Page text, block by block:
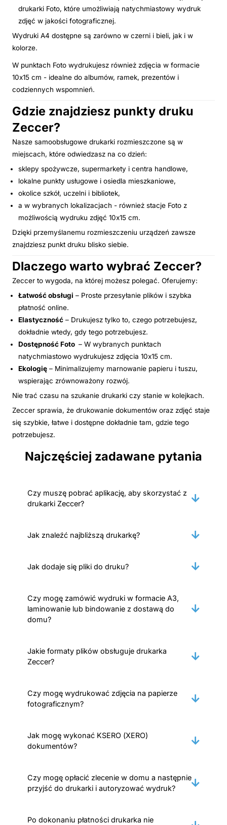
drukarki Foto, które umożliwiają natychmiastowy wydruk
zdjęć w jakości fotograficznej.
Wydruki A4 dostępne są zarówno w czerni i bieli, jak i w
kolorze.
W punktach Foto wydrukujesz również zdjęcia w formacie
10x15 cm - idealne do albumów, ramek, prezentów i
codziennych wspomnień.
Gdzie znajdziesz punkty druku
Zeccer?
Nasze samoobsługowe drukarki rozmieszczone są w
miejscach, które odwiedzasz na co dzień:
sklepy spożywcze, supermarkety i centra handlowe,
lokalne punkty usługowe i osiedla mieszkaniowe,
okolice szkół, uczelni i bibliotek,
a w wybranych lokalizacjach - również stacje Foto z
możliwością wydruku zdjęć 10x15 cm.
Dzięki przemyślanemu rozmieszczeniu urządzeń zawsze
znajdziesz punkt druku blisko siebie.
Dlaczego warto wybrać Zeccer?
Zeccer to wygoda, na której możesz polegać. Oferujemy:
Łatwość obsługi – Proste przesyłanie plików i szybka
płatność online.
Elastyczność – Drukujesz tylko to, czego potrzebujesz,
dokładnie wtedy, gdy tego potrzebujesz.
Dostępność Foto – W wybranych punktach
natychmiastowo wydrukujesz zdjęcia 10x15 cm.
Ekologię – Minimalizujemy marnowanie papieru i tuszu,
wspierając zrównoważony rozwój.
Nie trać czasu na szukanie drukarki czy stanie w kolejkach.
Zeccer sprawia, że drukowanie dokumentów oraz zdjęć staje
się szybkie, łatwe i dostępne dokładnie tam, gdzie tego
potrzebujesz.
Najczęściej zadawane pytania
Czy muszę pobrać aplikację, aby skorzystać z
drukarki Zeccer?
Jak znaleźć najbliższą drukarkę?
Jak dodaje się pliki do druku?
Czy mogę zamówić wydruki w formacie A3,
laminowanie lub bindowanie z dostawą do
domu?
Jakie formaty plików obsługuje drukarka
Zeccer?
Czy mogę wydrukować zdjęcia na papierze
fotograficznym?
Jak mogę wykonać KSERO (XERO)
dokumentów?
Czy mogę opłacić zlecenie w domu a następnie
przyjść do drukarki i autoryzować wydruk?
Po dokonaniu płatności drukarka nie